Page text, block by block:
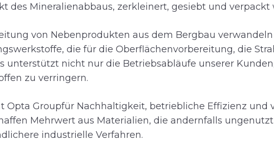
des Mineralienabbaus, zerkleinert, gesiebt und verpackt
von Nebenprodukten aus dem Bergbau
die für die Oberflächenvorbereitung, die
unterstützt nicht nur die Betriebsabläufe unserer
zu verringern.
Opta Groupfür Nachhaltigkeit, betriebliche Effizienz und
Mehrwert aus Materialien, die andernfalls
industrielle Verfahren.